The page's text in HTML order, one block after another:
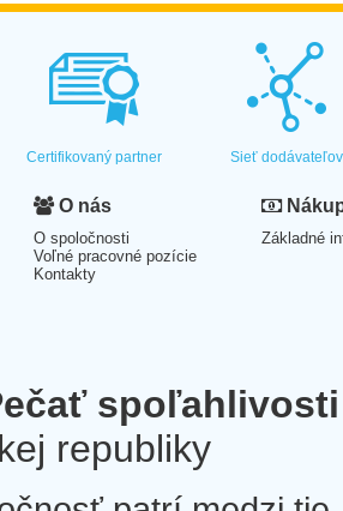
Certifikovaný partner Sieť dodávateľov
O nás
O spoločnosti
Voľné pracovné pozície
Kontakty
Základné
spoľahlivosti
republiky